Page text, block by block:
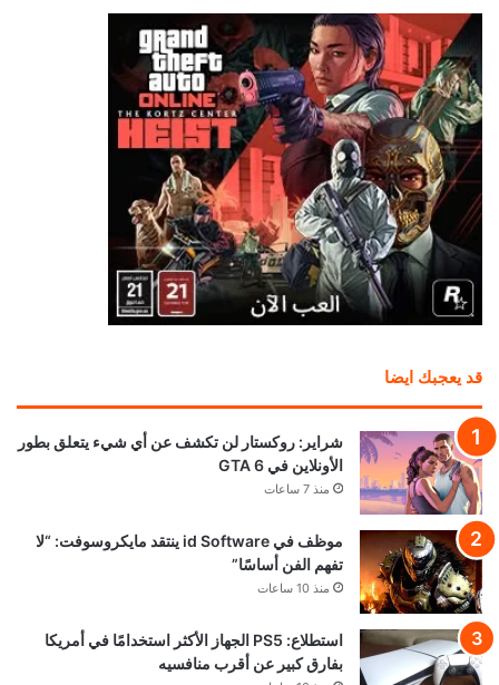
قد يعجبك ايضا
شراير: روكستار لن تكشف عن أي شيء يتعلق بطور
الأونلاين في GTA 6
منذ 7 ساعات
موظف في id Software ينتقد مايكروسوفت: “لا
تفهم الفن أساسًا”
منذ 10 ساعات
استطلاع: PS5 الجهاز الأكثر استخدامًا في أمريكا
بفارق كبير عن أقرب منافسيه